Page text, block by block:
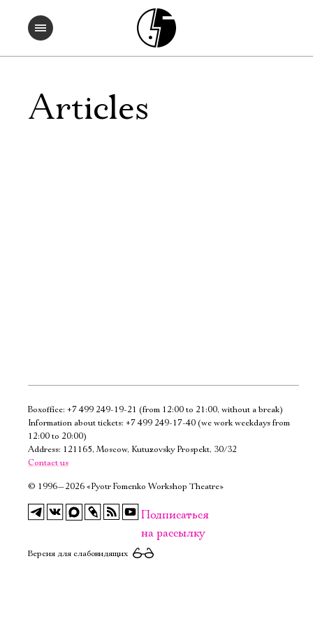
Articles
Boxoffice: +7 499 249-19-21 (from 12:00 to 21:00, without a break)
Information about tickets: +7 499 249-17-40 (we work weekdays from
12:00 to 20:00)
Address: 121165, Moscow, Kutuzovsky Prospekt, 30/32
Contact us
© 1996—2026 «Pyotr Fomenko Workshop Theatre»
Подписаться
на рассылку
Версия для слабовидящих
Электропочта
Ознакомиться